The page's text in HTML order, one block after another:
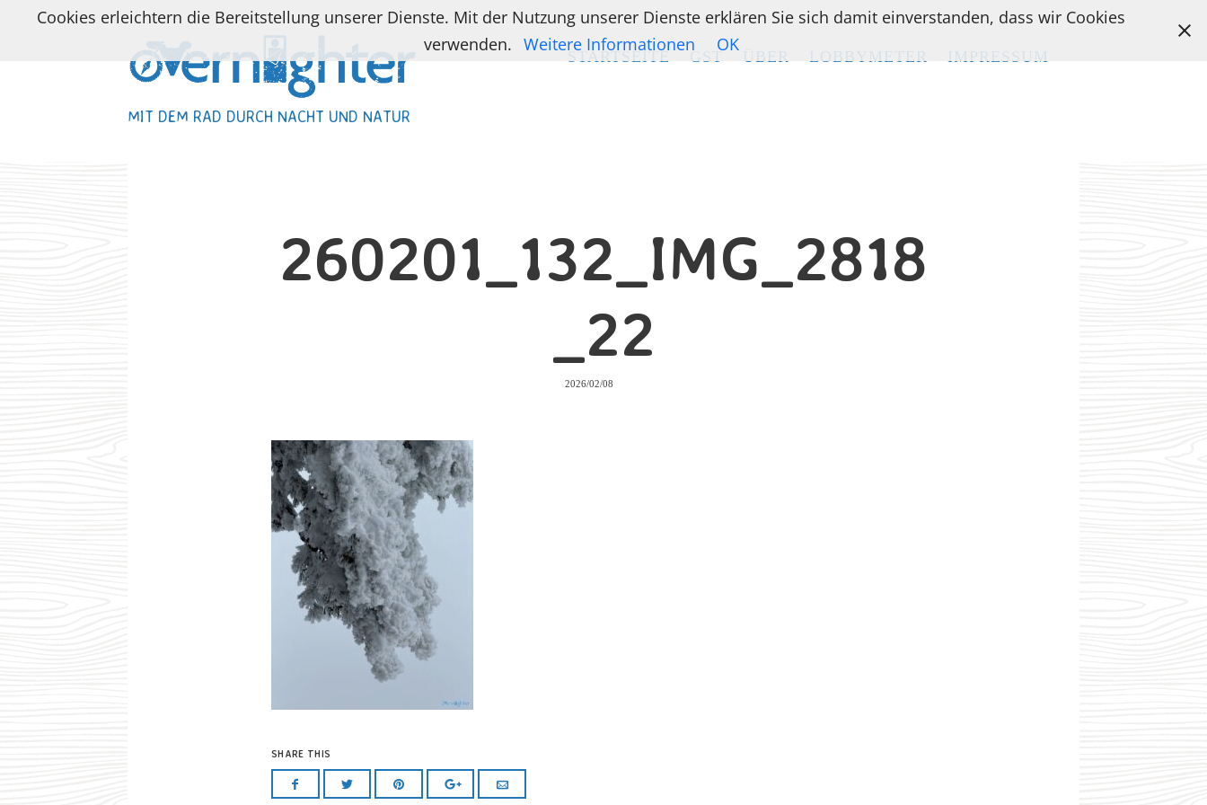
STARTSEITE GST ÜBER LOBBYMETER IMPRESSUM
MIT DEM RAD DURCH NACHT UND NATUR
STARTSEITE GST ÜBER LOBBYMETER IMPRESSUM
MIT DEM RAD DURCH NACHT UND NATUR
260201_132_IMG_2818
_22
2026/02/08
SHARE THIS
Cookies erleichtern die Bereitstellung unserer Dienste. Mit der Nutzung unserer Dienste erklären Sie sich damit einverstanden, dass wir Cookies
verwenden. Weitere Informationen OK